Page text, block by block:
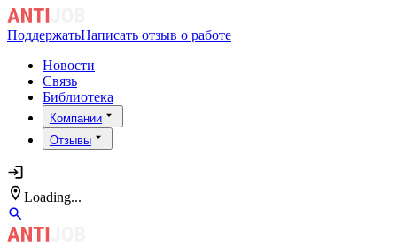
ПоддержатьНаписать отзыв о работе
Новости
Связь
Библиотека
Компании
Отзывы
Loading...